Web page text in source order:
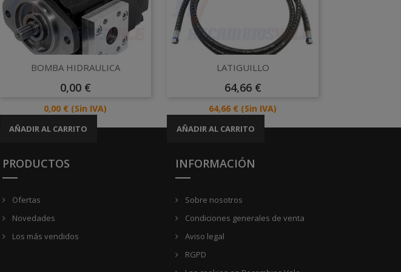
Vista rápida
BOMBA HIDRAULICA
Precio
0,00 €
Precio
0,00 € (Sin IVA)
AÑADIR AL CARRITO
Vista rápida
LATIGUILLO
Precio
64,66 €
Precio
64,66 € (Sin IVA)
AÑADIR AL CARRITO
PRODUCTOS
Ofertas
Novedades
Los más vendidos
INFORMACIÓN
Sobre nosotros
Condiciones generales de venta
Aviso legal
RGPD